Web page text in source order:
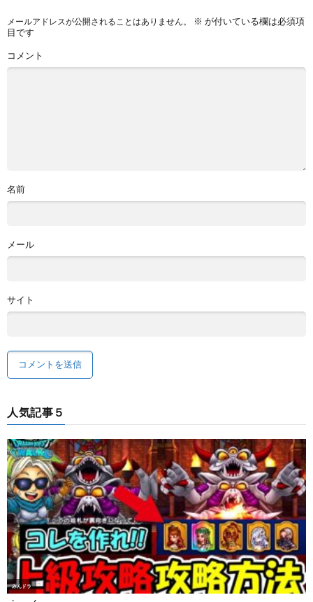
メールアドレスが公開されることはありません。 ※ が付いている欄は必須項
目です
コメント
名前
メール
サイト
人気記事５